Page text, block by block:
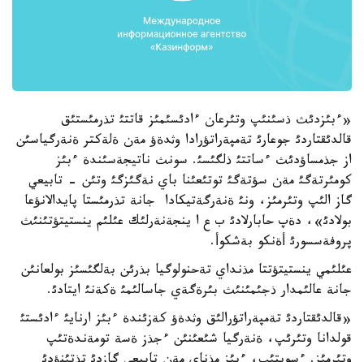
«ءبئزدئث ذسئنئپ وتئرعان ءادئسئمئز قاتتئ تذرمئستئق
قالدئقتاردئ جوعارئ تةمپةراتؤرادا وثدةؤ مةن ةلةكتر ةنةرگياسئن
از جذمساؤدئث ءساتتئ ذلگئسئ. سونث ناتيجةسئندة ءبئز
كومئرتةگئ مةن سؤتةگئ توتئعئنا باي نةگئزگئ وتئن - تابيعي
گاز الئپ وتئرمئز، ونئ ةنةرگةتيكادا جانة تذرمئستا پايدالانؤعا
بولادئ»، دةپ حابارلادئ ب ع ا ينجةنةرلئك عئلئم ينستيتؤتئنئث
پروفةسسورئ أةنكو بةشكوأ.
عئلئمي ينستيتؤتتا مذنداي تةحنولوگيا بذرئن بةلگئسئز بولعانئن
جانة عالئمدار ذجئمئنئث بئرةگةي جاسالئمئ ةكةنئ ايتادئ.
«قالدئقتاردئ تةمپةراتؤرالئق وثدةؤ كةزئندة ءبئز ارنايئ ءادئستئ
قولدانا وتئرئپ، ةنةرگيا شئعئنئن ءجذز ةسة تومةندةتئپ